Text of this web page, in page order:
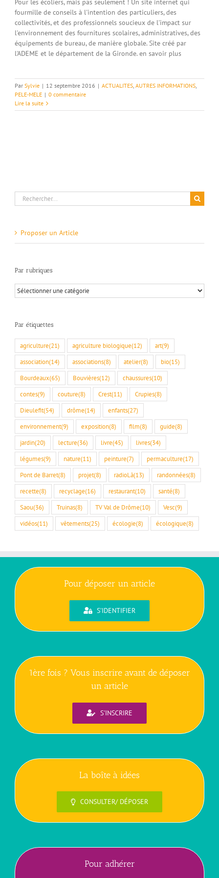
Pour les écoliers, mais pas seulement ! Un site internet qui
fourmille de conseils à l'intention des particuliers, des
collectivités, et des professionnels soucieux de l'impact sur
l'environnement des fournitures scolaires, administratives, des
équipements de bureau, de manière globale. Site créé par
l'ADEME et le département de la Gironde. en savoir plus
Par Sylvie | 12 septembre 2016 | ACTUALITES, AUTRES INFORMATIONS,
PELE-MELE | 0 commentaire
Lire la suite
Rechercher:
Proposer un Article
Par rubriques
Par
rubriques
Par étiquettes
agriculture(21) agriculture biologique(12) art(9)
association(14) associations(8) atelier(8) bio(15)
Bourdeaux(65) Bouvières(12) chaussures(10)
contes(9) couture(8) Crest(11) Crupies(8)
Dieulefit(54) drôme(14) enfants(27)
environnement(9) exposition(8) film(8) guide(8)
jardin(20) lecture(36) livre(45) livres(34)
légumes(9) nature(11) peinture(7) permaculture(17)
Pont de Barret(8) projet(8) radioLà(13) randonnées(8)
recette(8) recyclage(16) restaurant(10) santé(8)
Saou(36) Truinas(8) TV Val de Drôme(10) Vesc(9)
vidéos(11) vêtements(25) écologie(8) écologique(8)
Pour déposer un article
S'IDENTIFIER
1ère fois ? Vous inscrire avant de déposer
un article
S'INSCRIRE
La boîte à idées
CONSULTER/ DÉPOSER
Pour adhérer